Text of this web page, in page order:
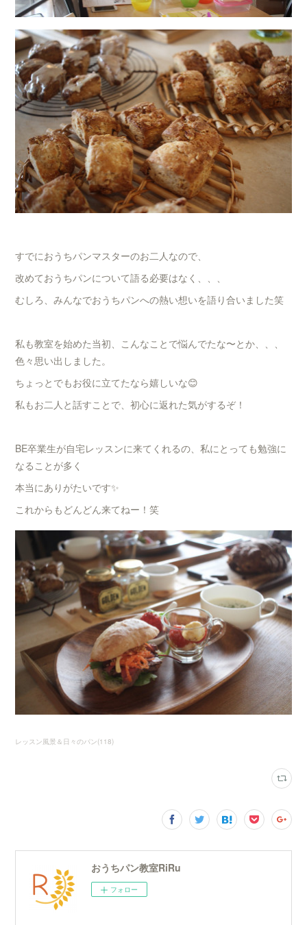
すでにおうちパンマスターのお二人なので、
改めておうちパンについて語る必要はなく、、、
むしろ、みんなでおうちパンへの熱い想いを語り合いました笑
私も教室を始めた当初、こんなことで悩んでたな〜とか、、、
色々思い出しました。
ちょっとでもお役に立てたなら嬉しいな😊
私もお二人と話すことで、初心に返れた気がするぞ！
BE卒業生が自宅レッスンに来てくれるの、私にとっても勉強に
なることが多く
本当にありがたいです✨
これからもどんどん来てねー！笑
レッスン風景＆日々のパン(118)
おうちパン教室RiRu
フォロー